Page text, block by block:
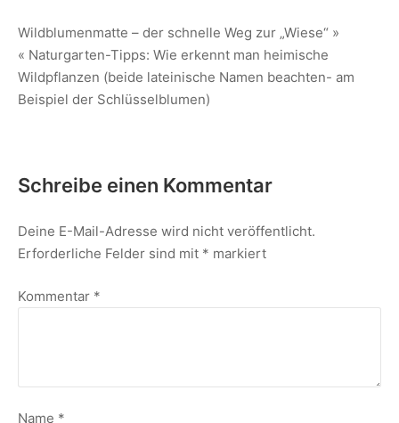
Wildblumenmatte – der schnelle Weg zur „Wiese“ »
« Naturgarten-Tipps: Wie erkennt man heimische
Wildpflanzen (beide lateinische Namen beachten- am
Beispiel der Schlüsselblumen)
Schreibe einen Kommentar
Deine E-Mail-Adresse wird nicht veröffentlicht.
Erforderliche Felder sind mit * markiert
Kommentar *
Name *